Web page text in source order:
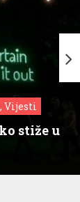
Vijesti
stiže u